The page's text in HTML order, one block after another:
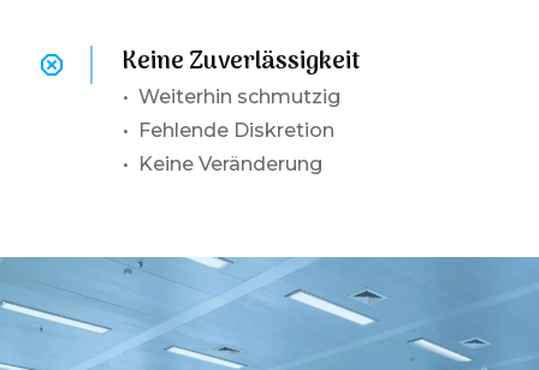
Keine Zuverlässigkeit
•Weiterhin schmutzig
• Fehlende Diskretion
• Keine Veränderung